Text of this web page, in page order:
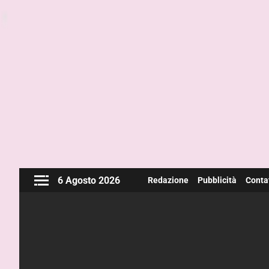
6 Agosto 2026 Redazione Pubblicità